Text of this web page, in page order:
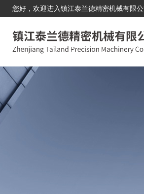
您好，欢迎进入镇江泰兰德精密机械有限公